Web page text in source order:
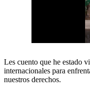
Les cuento que he estado
internacionales para
nuestros derechos.